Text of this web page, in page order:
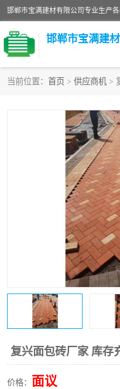
邯郸市宝满建
当前位置： 首页 > 供应商机 >
复兴面包砖厂家 库存
价格： 面议
花岗岩路岩石